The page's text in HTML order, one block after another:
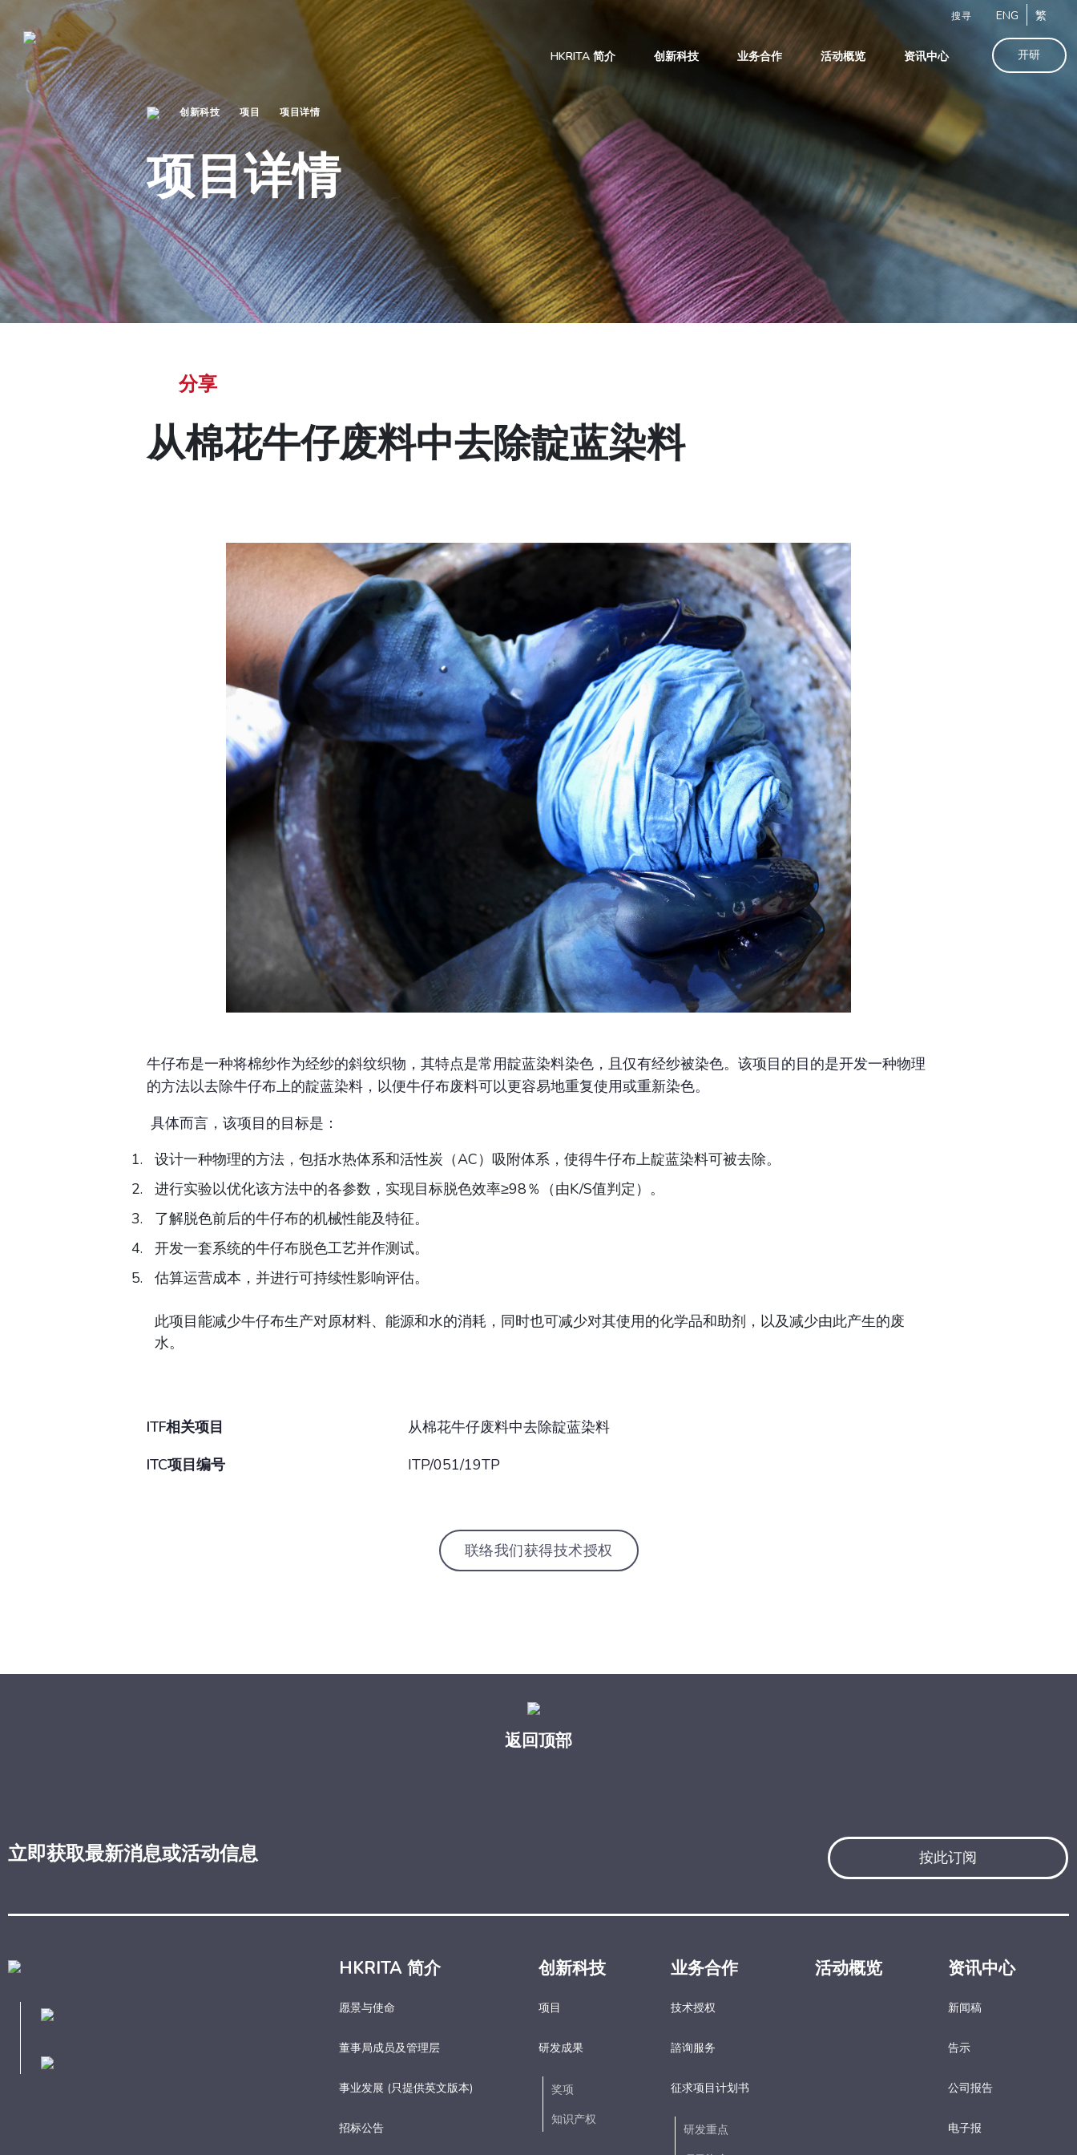
搜寻 ENG 繁
HKRITA 简介 创新科技 业务合作 活动概览 资讯中心 开研
创新科技 项目 项目详情
项目详情
分享
从棉花牛仔废料中去除靛蓝染料
牛仔布是一种将棉纱作为经纱的斜纹织物，其特点是常用靛蓝染料染色，且仅有经纱被染色。该项目的目的是开发一种物理
的方法以去除牛仔布上的靛蓝染料，以便牛仔布废料可以更容易地重复使用或重新染色。
具体而言，该项目的目标是：
设计一种物理的方法，包括水热体系和活性炭（AC）吸附体系，使得牛仔布上靛蓝染料可被去除。
进行实验以优化该方法中的各参数，实现目标脱色效率≥98％（由K/S值判定）。
了解脱色前后的牛仔布的机械性能及特征。
开发一套系统的牛仔布脱色工艺并作测试。
估算运营成本，并进行可持续性影响评估。
此项目能减少牛仔布生产对原材料、能源和水的消耗，同时也可减少对其使用的化学品和助剂，以及减少由此产生的废
水。
ITF相关项目
从棉花牛仔废料中去除靛蓝染料
ITC项目编号
ITP/051/19TP
联络我们获得技术授权
返回顶部
立即获取最新消息或活动信息 按此订阅
HKRITA 简介
愿景与使命
董事局成员及管理层
事业发展 (只提供英文版本)
招标公告
创新科技
项目
研发成果
奖项
知识产权
业务合作
技术授权
諮询服务
征求项目计划书
研发重点​
活动概览 资讯中心
新闻稿
告示
公司报告
电子报​